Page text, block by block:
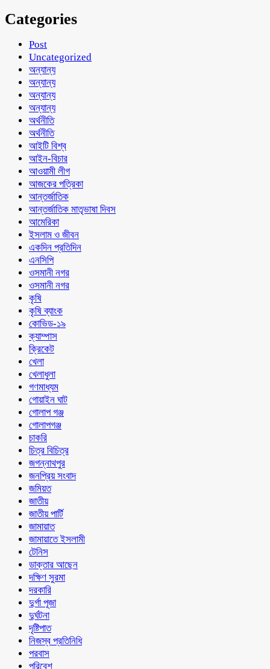
Categories
Post
Uncategorized
অন্যান্য
অন্যান্য
অন্যান্য
অন্যান্য
অর্থনীতি
অর্থনীতি
আইটি বিশ্ব
আইন-বিচার
আওয়ামী লীগ
আজকের পত্রিকা
আন্তর্জাতিক
আন্তর্জাতিক মাতৃভাষা দিবস
আমেরিকা
ইসলাম ও জীবন
একদিন প্রতিদিন
এনসিপি
ওসমানী নগর
ওসমানী নগর
কৃষি
কৃষি ব্যাংক
কোভিড-১৯
ক্যাম্পাস
ক্রিকেট
খেলা
খেলাধুলা
গণমাধ্যম
গোয়াইন ঘাট
গোলাপ গঞ্জ
গোলাপগঞ্জ
চাকরি
চিত্র বিচিত্র
জগন্নাথপুর
জনপ্রিয় সংবাদ
জমিয়ত
জাতীয়
জাতীয় পার্টি
জামায়াত
জামায়াতে ইসলামী
টেনিস
ডাক্তার আছেন
দক্ষিণ সুরমা
দরকারি
দুর্গা পূজা
দুর্ঘটনা
দৃষ্টিপাত
নিজস্ব প্রতিনিধি
পরবাস
পরিবেশ